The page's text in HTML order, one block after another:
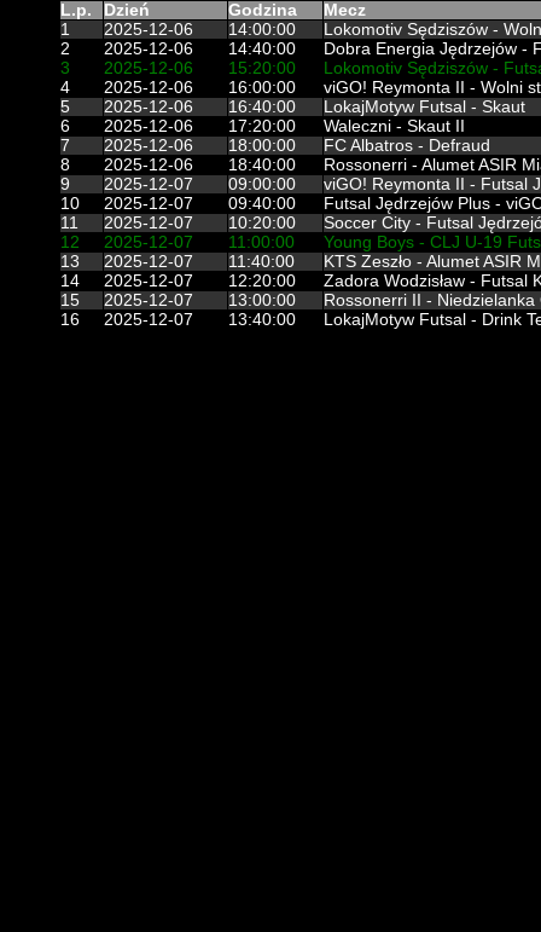
L.p. Dzień Godzina
Mecz
1
2025-12-06 14:00:00
Lokomotiv Sędziszów -
2
2025-12-06 14:40:00
Dobra Energia Jędrzejów -
3
2025-12-06 15:20:00
Lokomotiv Sędziszów -
4
2025-12-06 16:00:00
viGO! Reymonta II - Wolni
5
2025-12-06 16:40:00
LokajMotyw Futsal - Skaut
6
2025-12-06 17:20:00
Waleczni - Skaut II
7
2025-12-06 18:00:00
FC Albatros - Defraud
8
2025-12-06 18:40:00
Rossonerri - Alumet ASIR
9
2025-12-07 09:00:00
viGO! Reymonta II - Futsal
10
2025-12-07 09:40:00
Futsal Jędrzejów Plus -
11
2025-12-07 10:20:00
Soccer City - Futsal
12
2025-12-07 11:00:00
Young Boys - CLJ U-19
13
2025-12-07 11:40:00
KTS Zeszło - Alumet ASIR
14
2025-12-07 12:20:00
Zadora Wodzisław - Futsal
15
2025-12-07 13:00:00
Rossonerri II - Niedzielanka
16
2025-12-07 13:40:00 LokajMotyw Futsal - Drink